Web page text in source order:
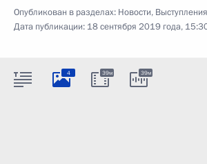
Опубликован в разделах: Новости,
Дата публикации: 18 сентября 2019 года,
4 39м 39м